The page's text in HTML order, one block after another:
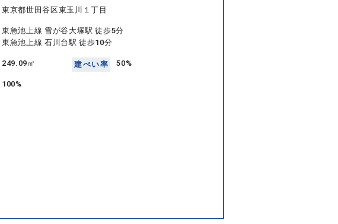
東京都世田谷区東玉川１丁目
東急池上線 雪が谷大塚駅 徒歩5分
東急池上線 石川台駅 徒歩10分
249.09㎡ 建ぺい率 50%
100%